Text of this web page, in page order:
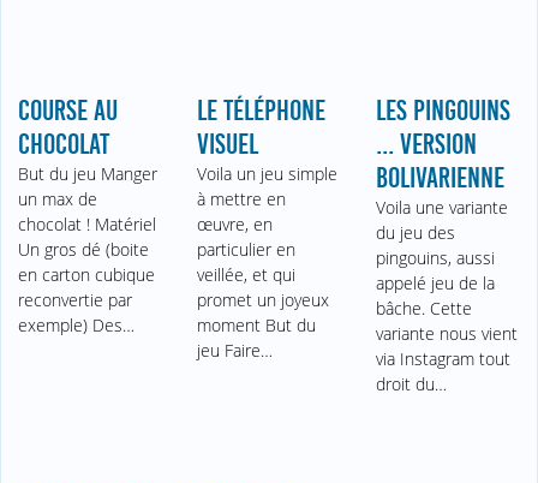
COURSE AU
CHOCOLAT
But du jeu Manger
un max de
chocolat ! Matériel
Un gros dé (boite
en carton cubique
reconvertie par
exemple) Des…
LE TÉLÉPHONE
VISUEL
Voila un jeu simple
à mettre en
œuvre, en
particulier en
veillée, et qui
promet un joyeux
moment But du
jeu Faire…
LES PINGOUINS
... VERSION
BOLIVARIENNE
Voila une variante
du jeu des
pingouins, aussi
appelé jeu de la
bâche. Cette
variante nous vient
via Instagram tout
droit du…